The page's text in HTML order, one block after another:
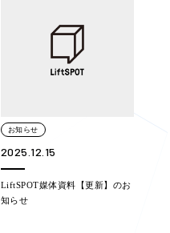
お知らせ
2025.12.15
LiftSPOT媒体資料【更新】のお
知らせ